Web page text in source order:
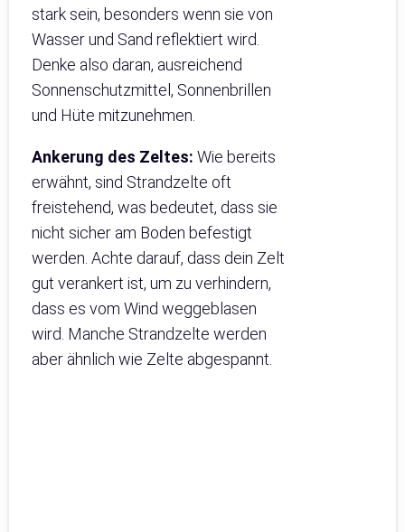
stark sein, besonders wenn sie von
Wasser und Sand reflektiert wird.
Denke also daran, ausreichend
Sonnenschutzmittel, Sonnenbrillen
und Hüte mitzunehmen.
Ankerung des Zeltes: Wie bereits
erwähnt, sind Strandzelte oft
freistehend, was bedeutet, dass sie
nicht sicher am Boden befestigt
werden. Achte darauf, dass dein Zelt
gut verankert ist, um zu verhindern,
dass es vom Wind weggeblasen
wird. Manche Strandzelte werden
aber ähnlich wie Zelte abgespannt.